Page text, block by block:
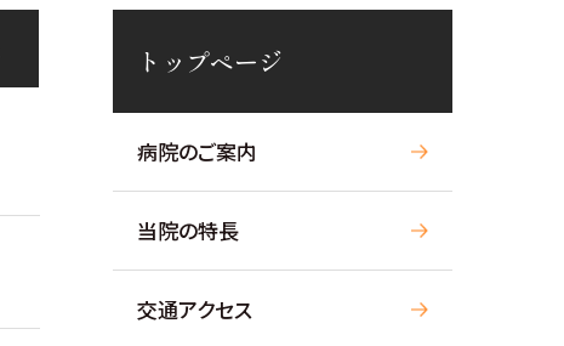
トップページ
病院のご案内
当院の特長
交通アクセス